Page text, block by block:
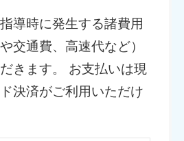
導時に発生する諸費用
交通費、高速代など）
きます。 お支払いは現
決済がご利用いただけ